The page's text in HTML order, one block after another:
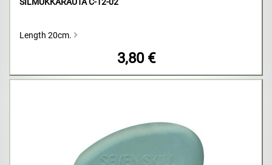
SILMUKKARAUTA C-12-02
Length 20cm.
3,80 €